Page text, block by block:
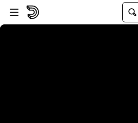
Vai al lettore
Passa al contenuto principale